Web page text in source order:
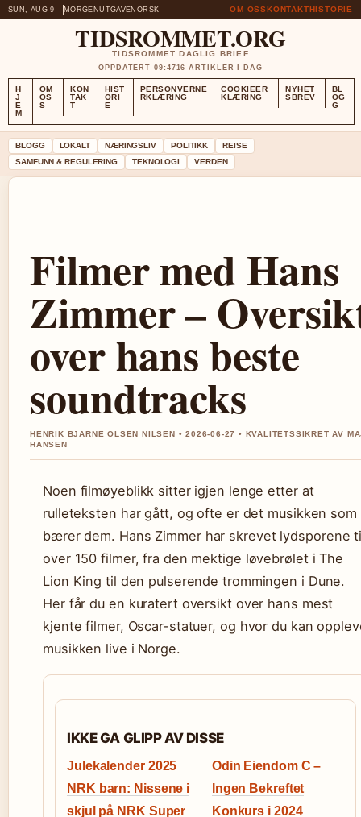
SUN, AUG 9 MORGENUTGAVENORSK OM OSSKONTAKTHISTORIE
TIDSROMMET.ORG
TIDSROMMET DAGLIG BRIEF
OPPDATERT 09:4716 ARTIKLER I DAG
H
J
E
M
OM
OS
S
KON
TAK
T
HIST
ORI
E
PERSONVERNE
RKLÆRING
COOKIEER
KLÆRING
NYHET
SBREV
BL
OG
G
BLOGG LOKALT NÆRINGSLIV POLITIKK
REISE
SAMFUNN & REGULERING
TEKNOLOGI VERDEN
Filmer med Hans
Zimmer –
over hans beste
soundtracks
HENRIK BJARNE OLSEN NILSEN • 2026-06-27 • KVALITETSSIKRET AV
HANSEN
Noen filmøyeblikk sitter igjen lenge etter at
rulleteksten har gått, og ofte er det musikken som
bærer dem. Hans Zimmer har skrevet lydsporene
over 150 filmer, fra den mektige løvebrølet i The
Lion King til den pulserende trommingen i Dune.
Her får du en kuratert oversikt over hans mest
kjente filmer, Oscar-statuer, og hvor du kan
musikken live i Norge.
IKKE GA GLIPP AV DISSE
Julekalender 2025
NRK barn: Nissene i
skjul på NRK Super
Odin Eiendom C –
Ingen Bekreftet
Konkurs i 2024